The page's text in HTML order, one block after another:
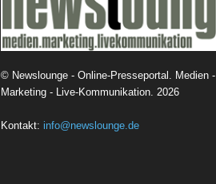
© Newslounge - Online-Presseportal. Medien -
Marketing - Live-Kommunikation. 2026
Kontakt: info@newslounge.de